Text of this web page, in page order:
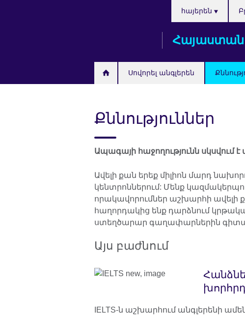
Հայաստան
Սովորել անգլերեն
հայերեն
Քննություններ
Ապագայի հաջողությունն սկսվում է
Ավելի քան երեք միլիոն մարդ
կենտրոններում: Մենք
որակավորումներ աշխարհի ավելի
հաղորդակից ենք դարձնում
ստեղծարար գաղափարներին
Այս բաժնում
IELTS-ն աշխարհում անգլերենի